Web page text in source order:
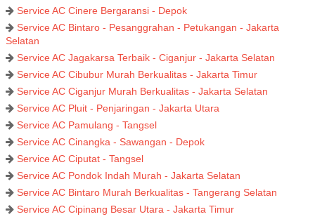
Service AC Cinere Bergaransi - Depok
Service AC Bintaro - Pesanggrahan - Petukangan - Jakarta
Selatan
Service AC Jagakarsa Terbaik - Ciganjur - Jakarta Selatan
Service AC Cibubur Murah Berkualitas - Jakarta Timur
Service AC Ciganjur Murah Berkualitas - Jakarta Selatan
Service AC Pluit - Penjaringan - Jakarta Utara
Service AC Pamulang - Tangsel
Service AC Cinangka - Sawangan - Depok
Service AC Ciputat - Tangsel
Service AC Pondok Indah Murah - Jakarta Selatan
Service AC Bintaro Murah Berkualitas - Tangerang Selatan
Service AC Cipinang Besar Utara - Jakarta Timur